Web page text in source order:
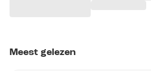
Meest gelezen